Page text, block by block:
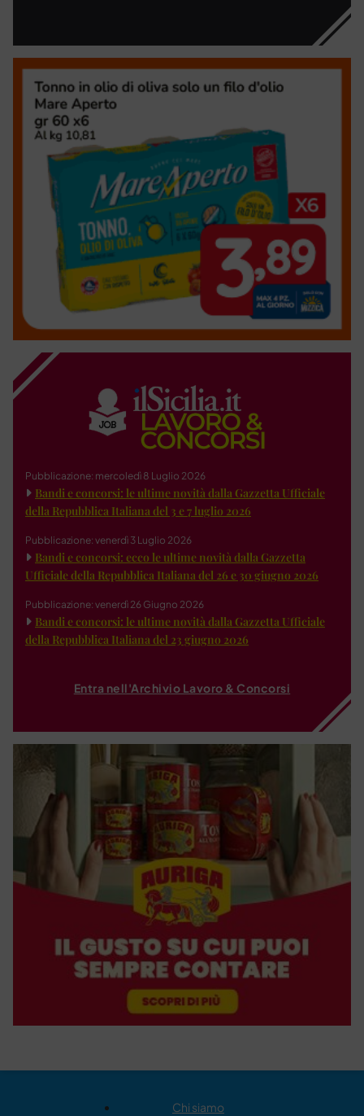
Pubblicazione: mercoledì 8 Luglio 2026
Bandi e concorsi: le ultime novità dalla Gazzetta Ufficiale
della Repubblica Italiana del 3 e 7 luglio 2026
Pubblicazione: venerdì 3 Luglio 2026
Bandi e concorsi: ecco le ultime novità dalla Gazzetta
Ufficiale della Repubblica Italiana del 26 e 30 giugno 2026
Pubblicazione: venerdì 26 Giugno 2026
Bandi e concorsi: le ultime novità dalla Gazzetta Ufficiale
della Repubblica Italiana del 23 giugno 2026
Entra nell'Archivio Lavoro & Concorsi
Chi siamo